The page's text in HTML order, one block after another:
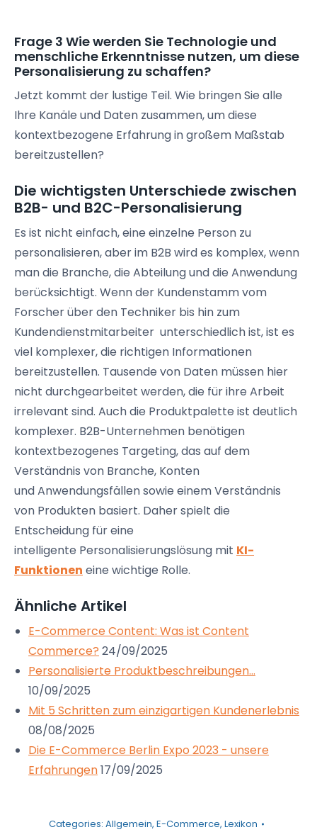
Frage 3 Wie werden Sie Technologie und
menschliche Erkenntnisse nutzen, um diese
Personalisierung zu schaffen?
Jetzt kommt der lustige Teil. Wie bringen Sie alle
Ihre Kanäle und Daten zusammen, um diese
kontextbezogene Erfahrung in großem Maßstab
bereitzustellen?
Die wichtigsten Unterschiede zwischen
B2B- und B2C-Personalisierung
Es ist nicht einfach, eine einzelne Person zu
personalisieren, aber im B2B wird es komplex, wenn
man die Branche, die Abteilung und die Anwendung
berücksichtigt. Wenn der Kundenstamm vom
Forscher über den Techniker bis hin zum
Kundendienstmitarbeiter unterschiedlich ist, ist es
viel komplexer, die richtigen Informationen
bereitzustellen. Tausende von Daten müssen hier
nicht durchgearbeitet werden, die für ihre Arbeit
irrelevant sind. Auch die Produktpalette ist deutlich
komplexer. B2B-Unternehmen benötigen
kontextbezogenes Targeting, das auf dem
Verständnis von Branche, Konten
undAnwendungsfällensowie einem Verständnis
von Produkten basiert. Daher spielt die
Entscheidung für eine
intelligente Personalisierungslösung mit KI-
Funktionen eine wichtige Rolle.
Ähnliche Artikel
E-Commerce Content: Was ist Content
Commerce? 24/09/2025
Personalisierte Produktbeschreibungen…
10/09/2025
Mit 5 Schritten zum einzigartigen Kundenerlebnis
08/08/2025
Die E-Commerce Berlin Expo 2023 - unsere
Erfahrungen17/09/2025
Categories: Allgemein, E-Commerce, Lexikon